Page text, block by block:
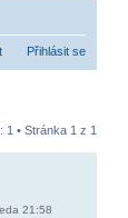
Přihlásit se
1 • Stránka 1 z 1
21:58